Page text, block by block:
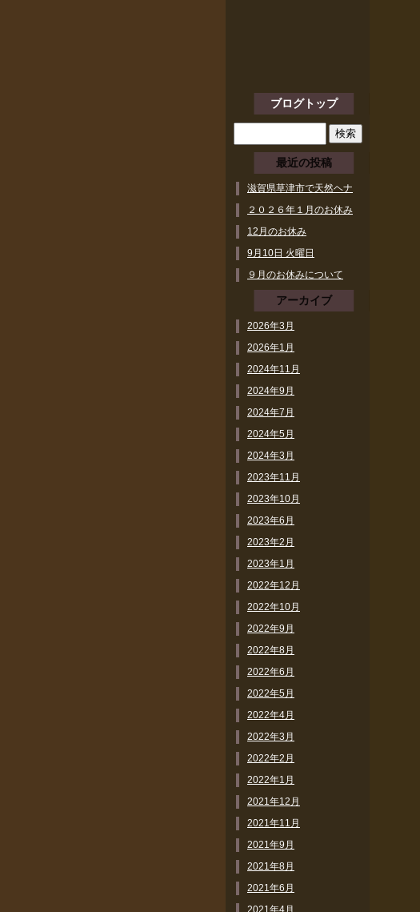
ブログトップ
最近の投稿
滋賀県草津市で天然ヘナ
２０２６年１月のお休み
12月のお休み
9月10日 火曜日
９月のお休みについて
アーカイブ
2026年3月
2026年1月
2024年11月
2024年9月
2024年7月
2024年5月
2024年3月
2023年11月
2023年10月
2023年6月
2023年2月
2023年1月
2022年12月
2022年10月
2022年9月
2022年8月
2022年6月
2022年5月
2022年4月
2022年3月
2022年2月
2022年1月
2021年12月
2021年11月
2021年9月
2021年8月
2021年6月
2021年4月